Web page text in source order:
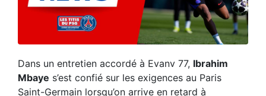
Dans un entretien accordé à Evanv 77, Ibrahim
Mbaye s’est confié sur les exigences au Paris
Saint-Germain lorsqu’on arrive en retard à